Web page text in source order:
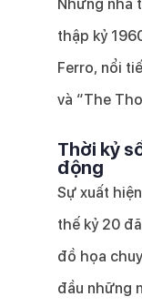
Những nhà
thập kỷ
Ferro, nổi
và “The
Thời kỷ
động
Sự xuất
thế kỷ 20
đồ họa
đầu những